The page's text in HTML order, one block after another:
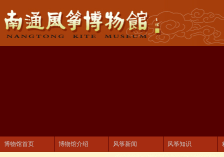
博物馆首页 博物馆介绍 风筝新闻 风筝知识